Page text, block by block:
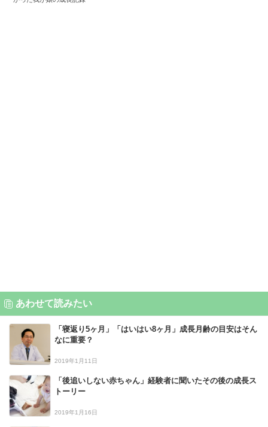
あわせて読みたい
「寝返り5ヶ月」「はいはい8ヶ月」成長月齢の目安はそん
なに重要？
2019年1月11日
「後追いしない赤ちゃん」経験者に聞いたその後の成長ス
トーリー
2019年1月16日